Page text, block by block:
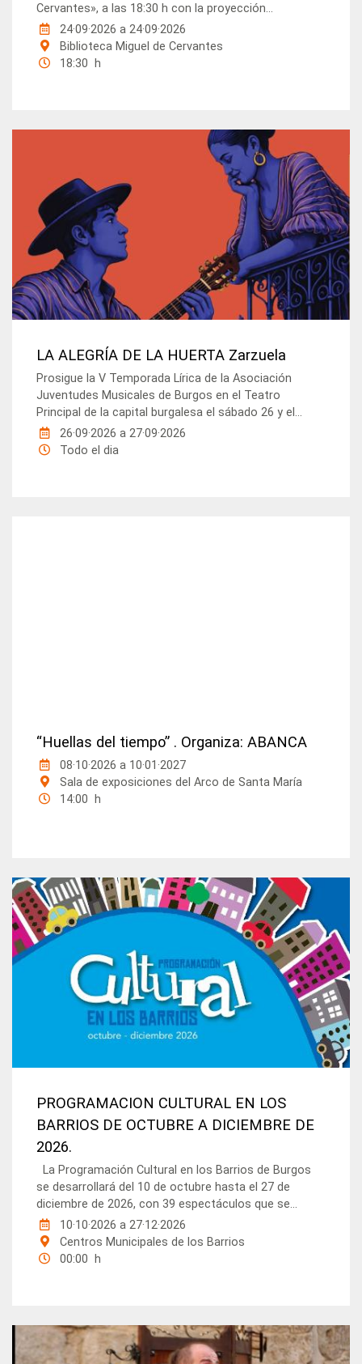
Cervantes», a las 18:30 h con la proyección...
24·09·2026a24·09·2026
Biblioteca Miguel de Cervantes
18:30 h
LA ALEGRÍA DE LA HUERTA Zarzuela
Prosigue la V Temporada Lírica de la Asociación
Juventudes Musicales de Burgos en el Teatro
Principal de la capital burgalesa el sábado 26 y el...
26·09·2026a27·09·2026
Todo el dia
“Huellas del tiempo” . Organiza: ABANCA
08·10·2026a 10·01·2027
Sala de exposiciones del Arco de Santa María
14:00 h
PROGRAMACION CULTURAL EN LOS
BARRIOS DE OCTUBRE A DICIEMBRE DE
2026.
La Programación Cultural en los Barrios de Burgos
se desarrollará del 10 de octubre hasta el 27 de
diciembre de 2026, con 39 espectáculos que se...
10·10·2026a27·12·2026
Centros Municipales de los Barrios
00:00 h